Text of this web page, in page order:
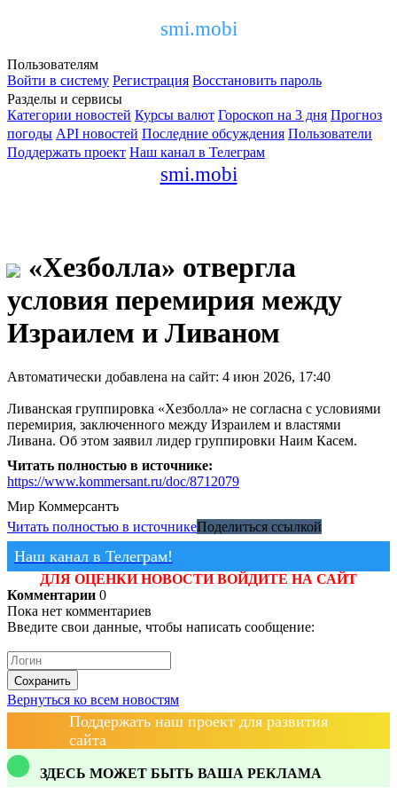
smi.mobi
Пользователям
Войти в систему Регистрация Восстановить пароль
Разделы и сервисы
Категории новостей Курсы валют Гороскоп на 3 дня Прогноз
погоды API новостей Последние обсуждения Пользователи
Поддержать проект Наш канал в Телеграм
smi.mobi
«Хезболла» отвергла
условия перемирия между
Израилем и Ливаном
Автоматически добавлена на сайт: 4 июн 2026, 17:40
Ливанская группировка «Хезболла» не согласна с условиями
перемирия, заключенного между Израилем и властями
Ливана. Об этом заявил лидер группировки Наим Касем.
Читать полностью в источнике:
https://www.kommersant.ru/doc/8712079
Мир Коммерсантъ
Читать полностью в источникеПоделиться ссылкой
Наш канал в Телеграм!
ДЛЯ ОЦЕНКИ НОВОСТИ ВОЙДИТЕ НА САЙТ
Комментарии 0
Пока нет комментариев
Введите свои данные, чтобы написать сообщение:
Сохранить
Вернуться ко всем новостям
Поддержать наш проект для развития
сайта
ЗДЕСЬ МОЖЕТ БЫТЬ ВАША РЕКЛАМА